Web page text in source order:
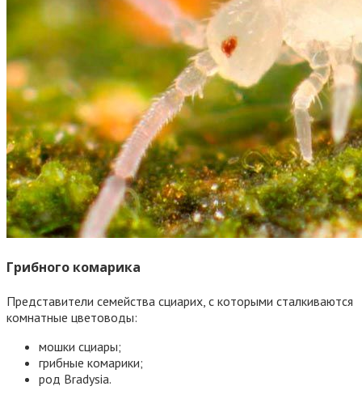
Грибного комарика
Представители семейства сциарих, с которыми сталкиваются
комнатные цветоводы:
мошки сциары;
грибные комарики;
род Bradysia.